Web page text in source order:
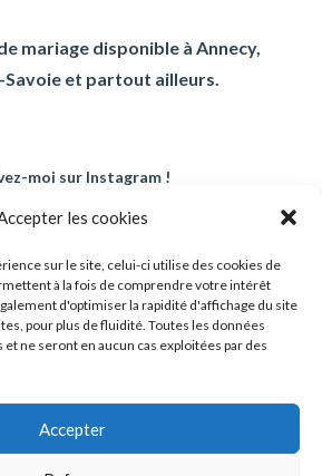
les cookies
sur le site, celui-ci utilise des cookies de
à la fois de comprendre votre intérêt
d'optimiser la rapidité d'affichage du site
pour plus de fluidité. Toutes les données
ne seront en aucun cas exploitées par des
Accepter
mariage disponible à Annecy,
Savoie et partout ailleurs.
moi sur Instagram !
confidientialité|